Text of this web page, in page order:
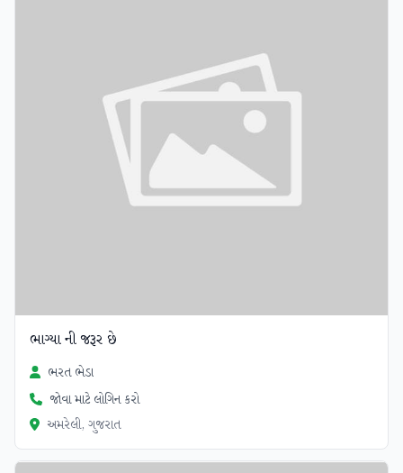
ભાગ્યા ની જરૂર છે
ભરત ભેડા
જોવા માટે લોગિન કરો
અમરેલી, ગુજરાત